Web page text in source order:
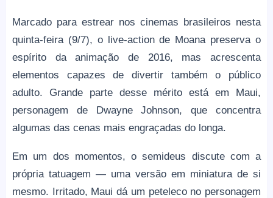
Marcado para estrear nos cinemas brasileiros nesta
quinta-feira (9/7), o live-action de Moana preserva o
espírito da animação de 2016, mas acrescenta
elementos capazes de divertir também o público
adulto. Grande parte desse mérito está em Maui,
personagem de Dwayne Johnson, que concentra
algumas das cenas mais engraçadas do longa.
Em um dos momentos, o semideus discute com a
própria tatuagem — uma versão em miniatura de si
mesmo. Irritado, Maui dá um peteleco no personagem